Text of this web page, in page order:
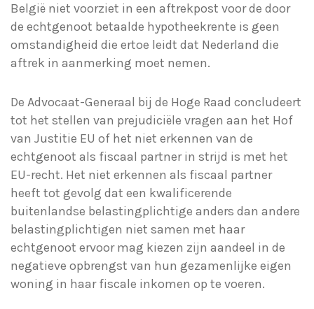
België niet voorziet in een aftrekpost voor de door
de echtgenoot betaalde hypotheekrente is geen
omstandigheid die ertoe leidt dat Nederland die
aftrek in aanmerking moet nemen.
De Advocaat-Generaal bij de Hoge Raad concludeert
tot het stellen van prejudiciële vragen aan het Hof
van Justitie EU of het niet erkennen van de
echtgenoot als fiscaal partner in strijd is met het
EU-recht. Het niet erkennen als fiscaal partner
heeft tot gevolg dat een kwalificerende
buitenlandse belastingplichtige anders dan andere
belastingplichtigen niet samen met haar
echtgenoot ervoor mag kiezen zijn aandeel in de
negatieve opbrengst van hun gezamenlijke eigen
woning in haar fiscale inkomen op te voeren.